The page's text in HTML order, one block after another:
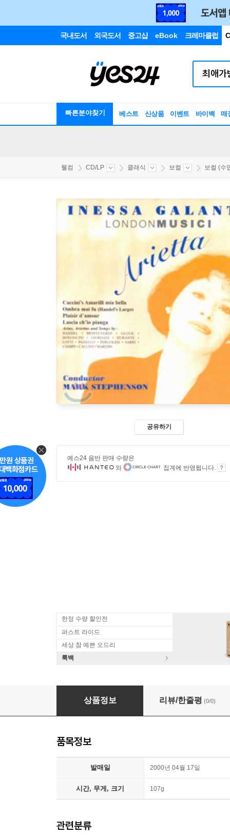
국내도서 외국도서 중고샵 eBook 크레마클럽
빠른분야찾기 베스트 신상품 이벤트 바이백 매
웰컴 CD/LP 클래식 보컬 보컬 (수
공유하기
예스24 음반 판매 수량은
와
집계에 반영됩니다.
한정 수량 할인전
퍼스트 라이드
세상 참 예쁜 오드리
룩백
Inessa Galante 이네사 갈란테 아리아와 아리
상품정보 리뷰/한줄평 (0/0)
품목정보
발매일 2000년 04월 17일
시간, 무게, 크기 107g
관련분류